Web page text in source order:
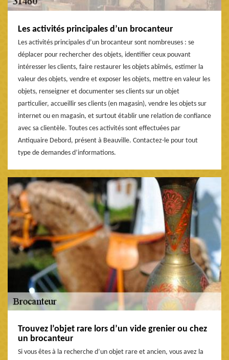
Les activités principales d’un brocanteur
Les activités principales d’un brocanteur sont nombreuses : se
déplacer pour rechercher des objets, identifier ceux pouvant
intéresser les clients, faire restaurer les objets abîmés, estimer la
valeur des objets, vendre et exposer les objets, mettre en valeur les
objets, renseigner et documenter ses clients sur un objet
particulier, accueillir ses clients (en magasin), vendre les objets sur
internet ou en magasin, et surtout établir une relation de confiance
avec sa clientèle. Toutes ces activités sont effectuées par
Antiquaire Debord, présent à Beauville. Contactez-le pour tout
type de demandes d’informations.
Trouvez l’objet rare lors d’un vide grenier ou chez
un brocanteur
Si vous êtes à la recherche d’un objet rare et ancien, vous avez la